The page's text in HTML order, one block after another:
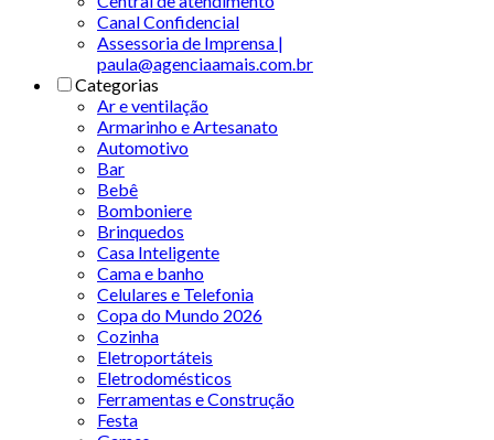
Canal Confidencial
Assessoria de Imprensa |
paula@agenciaamais.com.br
Categorias
Ar e ventilação
Armarinho e Artesanato
Automotivo
Bar
Bebê
Bomboniere
Brinquedos
Casa Inteligente
Cama e banho
Celulares e Telefonia
Copa do Mundo 2026
Cozinha
Eletroportáteis
Eletrodomésticos
Ferramentas e Construção
Festa